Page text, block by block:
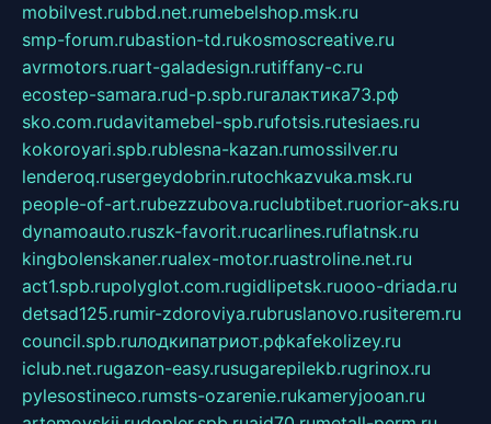
mobilvest.rubbd.net.rumebelshop.msk.ru
smp-forum.rubastion-td.rukosmoscreative.ru
avrmotors.ruart-galadesign.rutiffany-c.ru
ecostep-samara.rud-p.spb.ruгалактика73.рф
sko.com.rudavitamebel-spb.rufotsis.rutesiaes.ru
kokoroyari.spb.rublesna-kazan.rumossilver.ru
lenderoq.rusergeydobrin.rutochkazvuka.msk.ru
people-of-art.rubezzubova.ruclubtibet.ruorior-aks.ru
dynamoauto.ruszk-favorit.rucarlines.ruflatnsk.ru
kingbolenskaner.rualex-motor.ruastroline.net.ru
act1.spb.rupolyglot.com.rugidlipetsk.ruooo-driada.ru
detsad125.rumir-zdoroviya.rubruslanovo.rusiterem.ru
council.spb.ruлодкипатриот.рфkafekolizey.ru
iclub.net.rugazon-easy.rusugarepilekb.rugrinox.ru
pylesostineco.rumsts-ozarenie.rukameryjooan.ru